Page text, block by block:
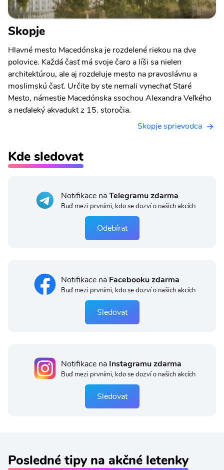
Skopje
Hlavné mesto Macedónska je rozdelené riekou na dve
polovice. Každá časť má svoje čaro a líši sa nielen
architektúrou, ale aj rozdeluje mesto na pravoslávnu a
moslimskú časť. Určite by ste nemali vynechať Staré
Mesto, námestie Macedónska ssochou Alexandra Veľkého
a neďaleký akvadukt z 15. storočia.
Skopje sprievodca
Kde sledovat
Notifikace naTelegramu zdarma
Buď mezi prvními, kdo se dozví o našich akcích
Odebírat
Notifikace na Facebooku zdarma
Buď mezi prvními, kdo se dozví o našich akcích
Sledovat
Notifikace na Instagramu zdarma
Buď mezi prvními, kdo se dozví o našich akcích
Sledovat
Posledné tipy na akčné letenky